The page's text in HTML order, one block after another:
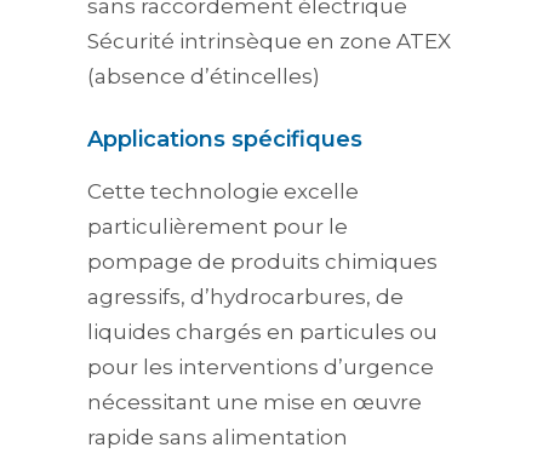
sans raccordement électrique
Sécurité intrinsèque en zone ATEX
(absence d’étincelles)
Applications spécifiques
Cette technologie excelle
particulièrement pour le
pompage de produits chimiques
agressifs, d’hydrocarbures, de
liquides chargés en particules ou
pour les interventions d’urgence
nécessitant une mise en œuvre
rapide sans alimentation